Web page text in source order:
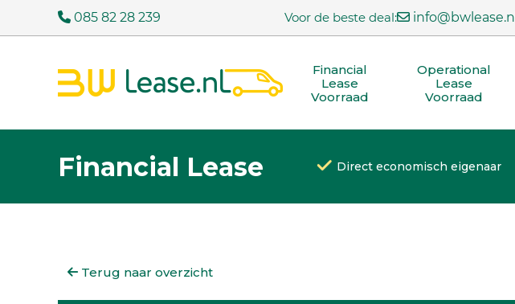
085 82 28 239 Voor de beste deal: info@bwlease.nl
Financial
Lease
Voorraad
Operational
Lease
Voorraad
Financial Lease Direct economisch eigenaar
Terug naar overzicht